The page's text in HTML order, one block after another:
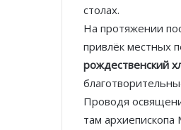
столах.
На протяжении
привлёк местных
рождественский
Проводя
там